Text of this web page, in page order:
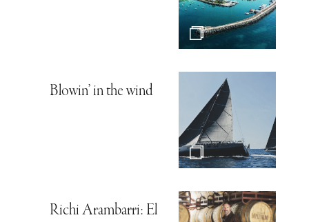
Blowin’ in the wind
Richi Arambarri: El